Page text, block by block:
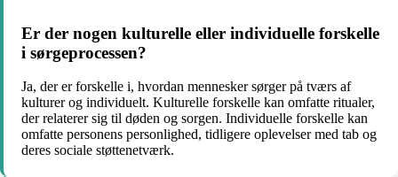
Er der nogen kulturelle eller individuelle forskelle
i sørgeprocessen?
Ja, der er forskelle i, hvordan mennesker sørger på tværs af
kulturer og individuelt. Kulturelle forskelle kan omfatte ritualer,
der relaterer sig til døden og sorgen. Individuelle forskelle kan
omfatte personens personlighed, tidligere oplevelser med tab og
deres sociale støttenetværk.